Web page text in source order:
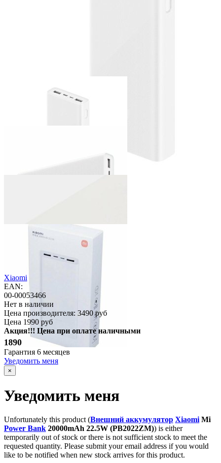
Xiaomi
EAN:
00-00053466
Нет в наличии
Цена производителя: 3490 руб
Цена 1990 руб
Акция!!! Цена при оплате наличными
1890
Гарантия 6 месяцев
Уведомить меня
×
Уведомить меня
Unfortunately this product (Внешний аккумулятор Xiaomi Mi
Power Bank 20000mAh 22.5W (PB2022ZM)) is either
temporarily out of stock or there is not sufficient stock to meet the
requested quantity. Please submit your email address if you would
like to be notified when new stock arrives for this product.